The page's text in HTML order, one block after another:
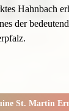
Hahnbach
der
St. Martin